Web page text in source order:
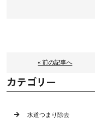
« 前の記事へ
カテゴリー
水道つまり除去